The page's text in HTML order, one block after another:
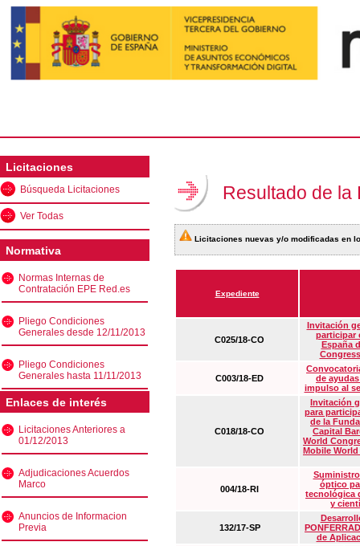
Licitaciones
Búsqueda Licitaciones
Ver Todas
Normativa
Normas Internas de
Contratación EPE Red.es
Pliego Condiciones
Generales desde 12/11/2013
Pliego Condiciones
Generales hasta 11/11/2013
Enlaces de interés
Licitaciones Anteriores a
01/12/2013
Adjudicaciones Acuerdos
Marco
Anuncios de Informacion
Previa
Resultado de la
Licitaciones nuevas y/o modificadas en
Expediente
C025/18-CO
Invitación
participar
España
C003/18-ED
de
impulso al
C018/18-CO
Invitación
para
de la
Capital
World
Mobile
004/18-RI
óptico
tecnológica
y
132/17-SP
de